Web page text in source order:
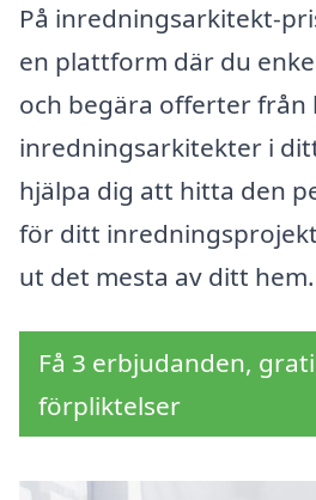
På inredningsarkitekt-
en plattform där du
och begära offerter från
inredningsarkitekter i
hjälpa dig att hitta den
för ditt
ut det mesta av ditt hem.
Få 3 erbjudanden,
förpliktelser